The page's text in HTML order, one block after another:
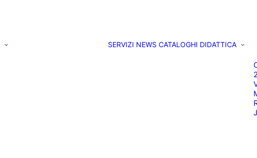
SERVIZI NEWS CATALOGHI DIDATTICA